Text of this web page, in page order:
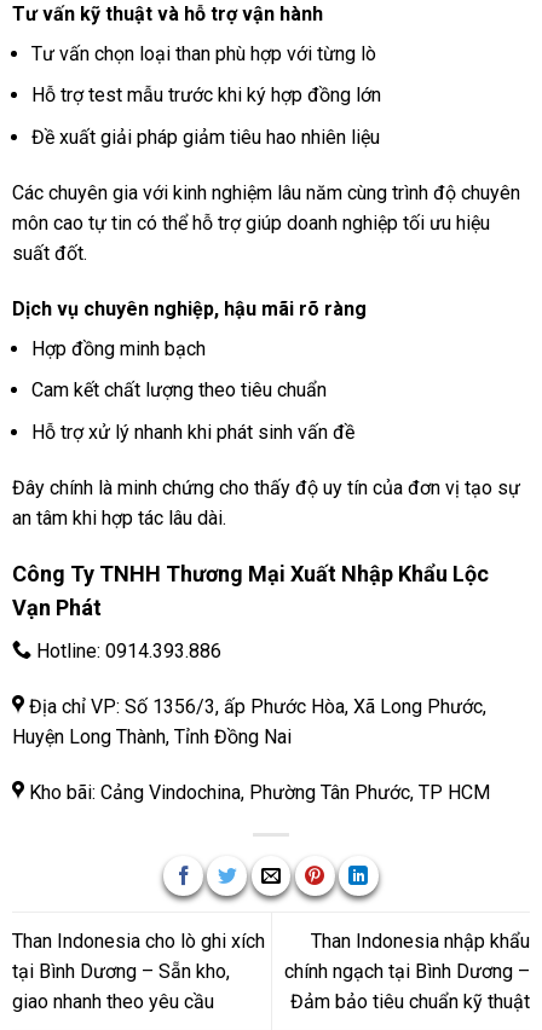
Tư vấn kỹ thuật và hỗ trợ vận hành
Tư vấn chọn loại than phù hợp với từng lò
Hỗ trợ test mẫu trước khi ký hợp đồng lớn
Đề xuất giải pháp giảm tiêu hao nhiên liệu
Các chuyên gia với kinh nghiệm lâu năm cùng trình độ chuyên
môn cao tự tin có thể hỗ trợ giúp doanh nghiệp tối ưu hiệu
suất đốt.
Dịch vụ chuyên nghiệp, hậu mãi rõ ràng
Hợp đồng minh bạch
Cam kết chất lượng theo tiêu chuẩn
Hỗ trợ xử lý nhanh khi phát sinh vấn đề
Đây chính là minh chứng cho thấy độ uy tín của đơn vị tạo sự
an tâm khi hợp tác lâu dài.
Công Ty TNHH Thương Mại Xuất Nhập Khẩu Lộc
Vạn Phát
Hotline: 0914.393.886
Địa chỉ VP: Số 1356/3, ấp Phước Hòa, Xã Long Phước,
Huyện Long Thành, Tỉnh Đồng Nai
Kho bãi: Cảng Vindochina, Phường Tân Phước, TP HCM
Than Indonesia cho lò ghi xích
tại Bình Dương – Sẵn kho,
giao nhanh theo yêu cầu
Than Indonesia nhập khẩu
chính ngạch tại Bình Dương –
Đảm bảo tiêu chuẩn kỹ thuật